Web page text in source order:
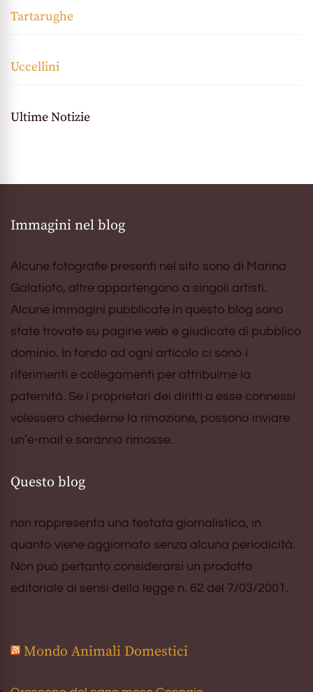
Tartarughe
Uccellini
Ultime Notizie
Immagini nel blog
Alcune fotografie presenti nel sito sono di Marina
Galatioto, altre appartengono a singoli artisti.
Alcune immagini pubblicate in questo blog sono
state trovate su pagine web e giudicate di pubblico
dominio. In fondo ad ogni articolo ci sono i
riferimenti e collegamenti per attribuirne la
paternità. Se i proprietari dei diritti a esse connessi
volessero chiederne la rimozione, possono inviare
un’e-mail e saranno rimosse.
Questo blog
non rappresenta una testata giornalistica, in
quanto viene aggiornato senza alcuna periodicità.
Non può pertanto considerarsi un prodotto
editoriale ai sensi della legge n. 62 del 7/03/2001.
Mondo Animali Domestici